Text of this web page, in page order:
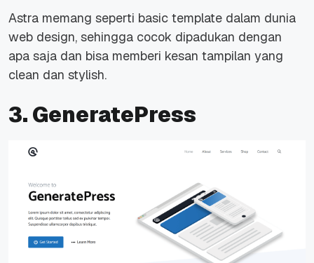
Astra memang seperti basic template dalam dunia
web design, sehingga cocok dipadukan dengan
apa saja dan bisa memberi kesan tampilan yang
clean dan stylish.
3. GeneratePress